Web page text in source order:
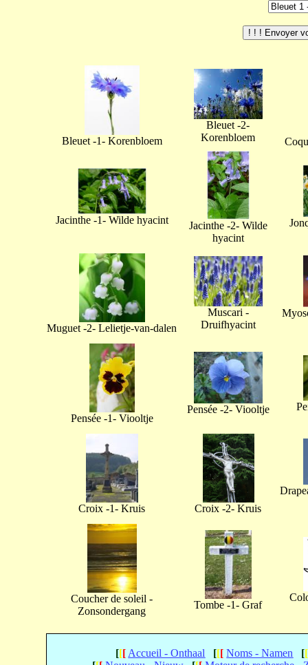
Bleuet -1- Korenbloem
Bleuet -2-
Korenbloem
Jacinthe -1- Wilde hyacint
Jacinthe -2- Wilde
hyacint
Muguet -2- Lelietje-van-dalen
Muscari -
Druifhyacint
Pensée -1- Viooltje
Pensée -2- Viooltje
Croix -1- Kruis Croix -2- Kruis
Coucher de soleil -
Zonsondergang
Tombe -1- Graf
[[[ Accueil - Onthaal [[[ Noms - Namen [[